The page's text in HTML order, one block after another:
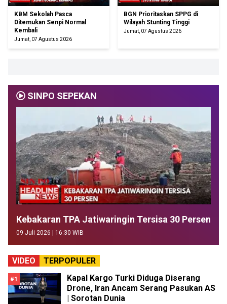
KBM Sekolah Pasca
Ditemukan Senpi Normal
Kembali
Jumat, 07 Agustus 2026
BGN Prioritaskan SPPG di
Wilayah Stunting Tinggi
Jumat, 07 Agustus 2026
SINPO SEPEKAN
Kebakaran TPA Jatiwaringin Tersisa 30 Persen
09 Juli 2026 | 16:30 WIB
VIDEO TERPOPULER
#1
Kapal Kargo Turki Diduga Diserang
Drone, Iran Ancam Serang Pasukan AS
| Sorotan Dunia